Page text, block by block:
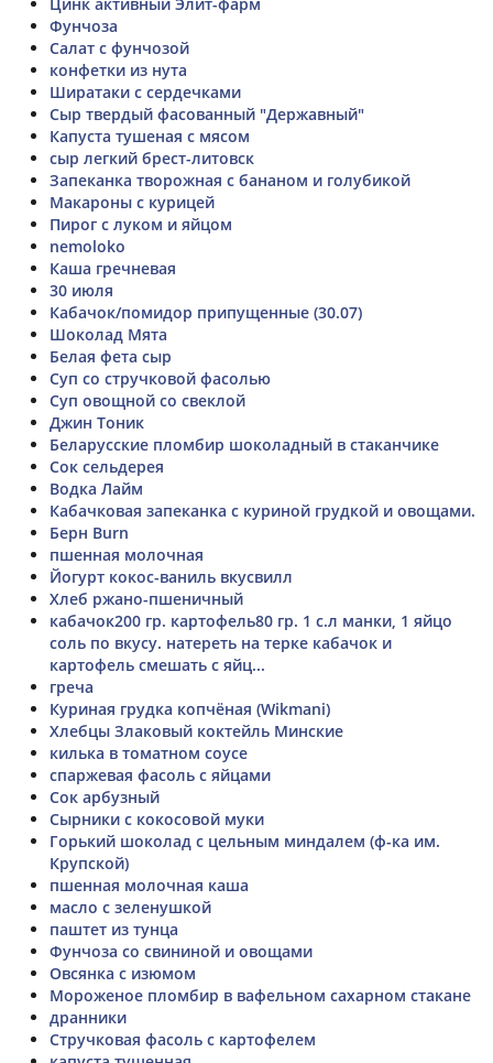
Фунчоза
Салат с фунчозой
конфетки из нута
Ширатаки с сердечками
Сыр твердый фасованный "Державный"
Капуста тушеная с мясом
сыр легкий брест-литовск
Запеканка творожная с бананом и голубикой
Макароны с курицей
Пирог с луком и яйцом
nemoloko
Каша гречневая
30 июля
Кабачок/помидор припущенные (30.07)
Шоколад Мята
Белая фета сыр
Суп со стручковой фасолью
Суп овощной со свеклой
Джин Тоник
Беларусские пломбир шоколадный в стаканчике
Сок сельдерея
Водка Лайм
Кабачковая запеканка с куриной грудкой и овощами.
Берн Burn
пшенная молочная
Йогурт кокос-ваниль вкусвилл
Хлеб ржано-пшеничный
кабачок200 гр. картофель80 гр. 1 с.л манки, 1 яйцо
соль по вкусу. натереть на терке кабачок и
картофель смешать с яйц...
греча
Куриная грудка копчёная (Wikmani)
Хлебцы Злаковый коктейль Минские
килька в томатном соусе
спаржевая фасоль с яйцами
Сок арбузный
Сырники с кокосовой муки
Горький шоколад с цельным миндалем (ф-ка им.
Крупской)
пшенная молочная каша
масло с зеленушкой
паштет из тунца
Фунчоза со свининой и овощами
Овсянка с изюмом
Мороженое пломбир в вафельном сахарном стакане
дранники
Стручковая фасоль с картофелем